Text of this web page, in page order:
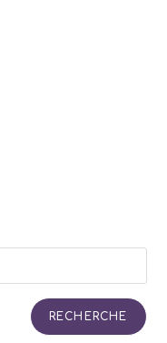
RECHERCHE